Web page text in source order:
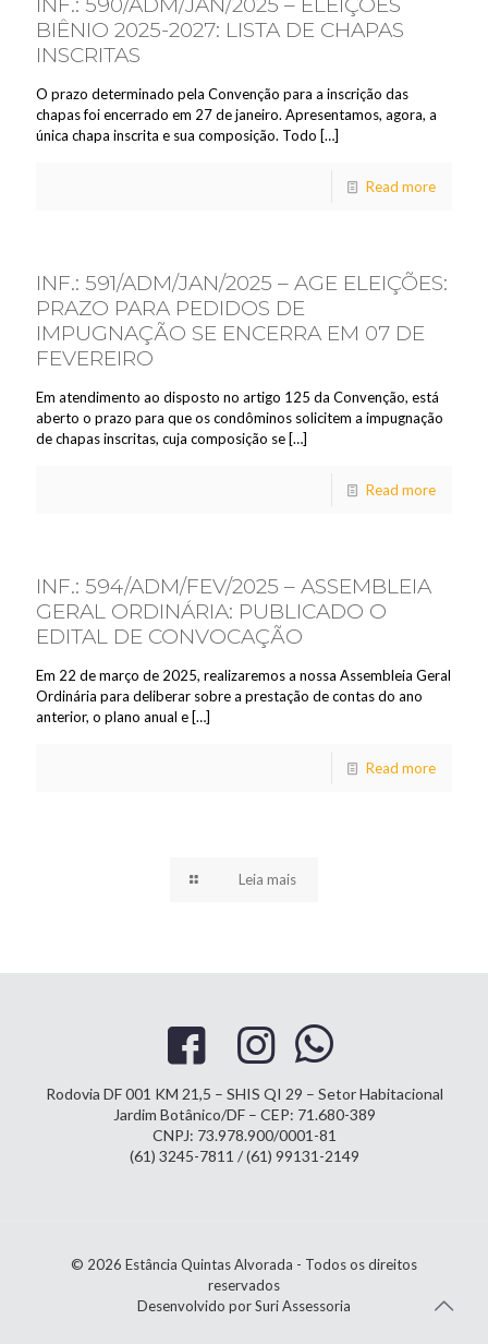
BIÊNIO 2025-2027: LISTA DE CHAPAS
INSCRITAS
O prazo determinado pela Convenção para a inscrição das
chapas foi encerrado em 27 de janeiro. Apresentamos, agora, a
única chapa inscrita e sua composição. Todo […]
Read more
INF.: 591/ADM/JAN/2025 – AGE ELEIÇÕES:
PRAZO PARA PEDIDOS DE
IMPUGNAÇÃO SE ENCERRA EM 07 DE
FEVEREIRO
Em atendimento ao disposto no artigo 125 da Convenção, está
aberto o prazo para que os condôminos solicitem a impugnação
de chapas inscritas, cuja composição se […]
Read more
INF.: 594/ADM/FEV/2025 – ASSEMBLEIA
GERAL ORDINÁRIA: PUBLICADO O
EDITAL DE CONVOCAÇÃO
Em 22 de março de 2025, realizaremos a nossa Assembleia Geral
Ordinária para deliberar sobre a prestação de contas do ano
anterior, o plano anual e […]
Read more
Leia mais
Rodovia DF 001 KM 21,5 – SHIS QI 29 – Setor Habitacional
Jardim Botânico/DF – CEP: 71.680-389
CNPJ: 73.978.900/0001-81
(61) 3245-7811 / (61) 99131-2149
© 2026 Estância Quintas Alvorada - Todos os direitos
reservados
Desenvolvido por Suri Assessoria